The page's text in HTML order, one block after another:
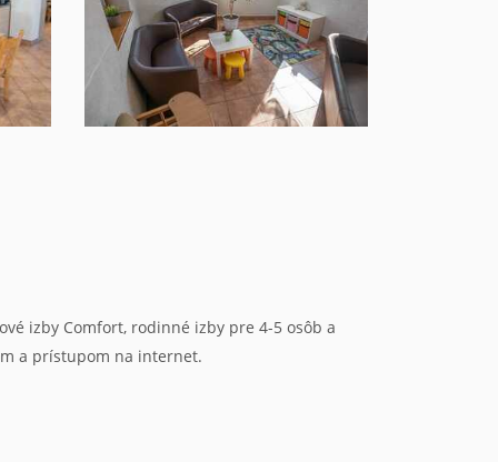
izby Comfort, rodinné izby pre 4-5 osôb a
a prístupom na internet.